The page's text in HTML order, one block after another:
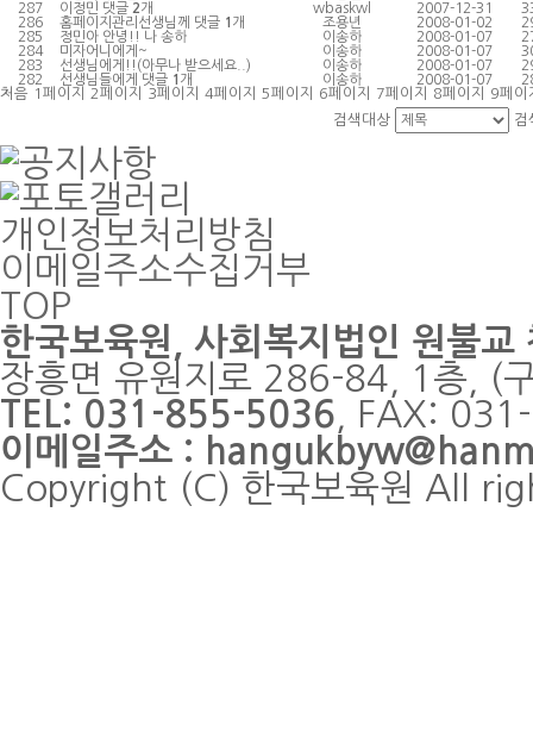
287
이정민 댓글 2개 wbaskwl 2007-12-31
286
홈페이지관리선생님께 댓글 1 개 조용년 2008-01-02
285
정민아 안녕!! 나 송하 이송하 2008-01-07
284
미자어니에게~ 이송하 2008-01-07
283
선생님에게!!(아무나 받으세요..) 이송하 2008-01-07
282
선생님들에게 댓글 1 개 이송하 2008-01-07
처음 1 페이지 2페이지 3페이지 4페이지 5페이지 6페이지 7페이지 8페이지 9페이
검색대상
검
개인정보처리방침
이메일주소수집거부
TOP
한국보육원 , 사회복지법인 원불교
장흥면 유원지로 286-84, 1층, (
TEL: 031-855-5036 , FAX:
이메일주소 :
Copyright (C) 한국보육원 All